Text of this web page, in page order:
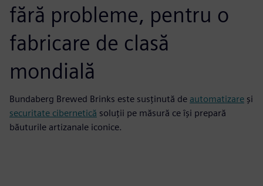
fără probleme, pentru o
fabricare de clasă
mondială
Bundaberg Brewed Brinks este susținută de automatizare și
securitate cibernetică soluții pe măsură ce își prepară
băuturile artizanale iconice.